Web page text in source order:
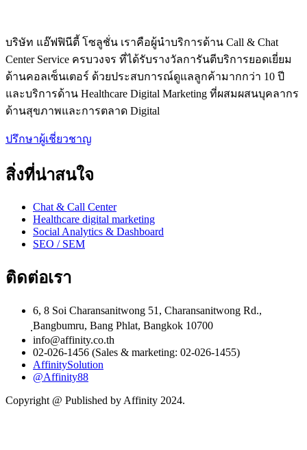
บริษัท แอ๊ฟฟินีตี้ โซลูชั่น เราคือผู้นำบริการด้าน Call & Chat
Center Service ครบวงจร ที่ได้รับรางวัลการันตีบริการยอดเยี่ยม
ด้านคอลเซ็นเตอร์ ด้วยประสบการณ์ดูแลลูกค้ามากกว่า 10 ปี
และบริการด้าน Healthcare Digital Marketing ที่ผสมผสนบุคลากร
ด้านสุขภาพและการตลาด Digital
ปรึกษาผู้เชี่ยวชาญ
สิ่งที่น่าสนใจ
Chat & Call Center
Healthcare digital marketing
Social Analytics & Dashboard
SEO / SEM
ติดต่อเรา
6, 8 Soi Charansanitwong 51, Charansanitwong Rd.,
ฺBangbumru, Bang Phlat, Bangkok 10700
info@affinity.co.th
02-026-1456 (Sales & marketing: 02-026-1455)
AffinitySolution
@Affinity88
Copyright @ Published by Affinity 2024.